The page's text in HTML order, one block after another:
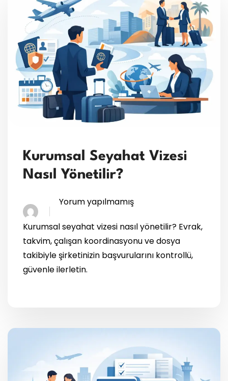
Kurumsal Seyahat Vizesi
Nasıl Yönetilir?
Yorum yapılmamış
Kurumsal seyahat vizesi nasıl yönetilir? Evrak,
takvim, çalışan koordinasyonu ve dosya
takibiyle şirketinizin başvurularını kontrollü,
güvenle ilerletin.